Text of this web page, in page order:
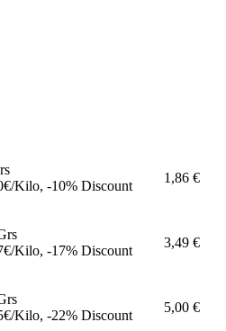
Kilo, -10% Discount
1,86 €
Kilo, -17% Discount
3,49 €
Kilo, -22% Discount
5,00 €